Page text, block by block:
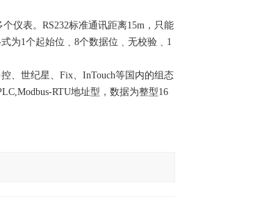
仪表。 RS232标准通讯距离15m ，只能
为1个起始位﹑8个数据位﹑无校验 ﹑ 1
、世纪星、Fix、 InTouch等国内的组态
RTU地址型，数据为整型16